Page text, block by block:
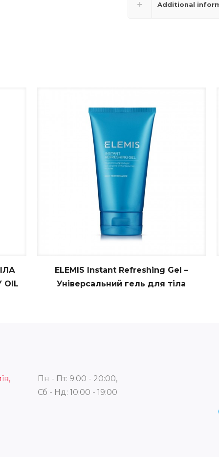
Additional
OIL
ELEMIS Instant Refreshing Gel –
Універсальний гель для тіла
Пн - Пт: 9:00 - 20:00,
Сб - Нд: 10:00 - 19:00